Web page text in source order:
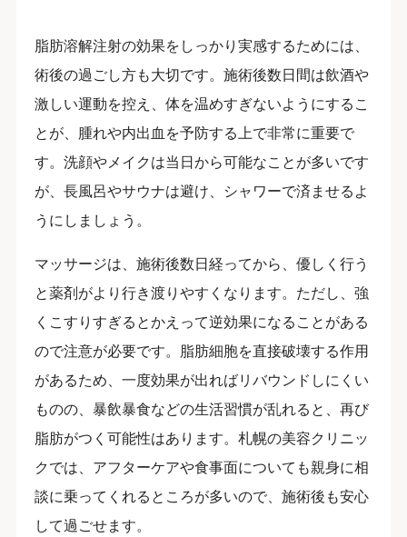
脂肪溶解注射の効果をしっかり実感するためには、
術後の過ごし方も大切です。施術後数日間は飲酒や
激しい運動を控え、体を温めすぎないようにするこ
とが、腫れや内出血を予防する上で非常に重要で
す。洗顔やメイクは当日から可能なことが多いです
が、長風呂やサウナは避け、シャワーで済ませるよ
うにしましょう。
マッサージは、施術後数日経ってから、優しく行う
と薬剤がより行き渡りやすくなります。ただし、強
くこすりすぎるとかえって逆効果になることがある
ので注意が必要です。脂肪細胞を直接破壊する作用
があるため、一度効果が出ればリバウンドしにくい
ものの、暴飲暴食などの生活習慣が乱れると、再び
脂肪がつく可能性はあります。札幌の美容クリニッ
クでは、アフターケアや食事面についても親身に相
談に乗ってくれるところが多いので、施術後も安心
して過ごせます。